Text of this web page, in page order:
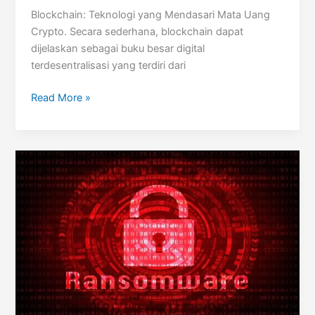
Blockchain: Teknologi yang Mendasari Mata Uang
Crypto. Secara sederhana, blockchain dapat
dijelaskan sebagai buku besar digital
terdesentralisasi yang terdiri dari
Apa
Read More »